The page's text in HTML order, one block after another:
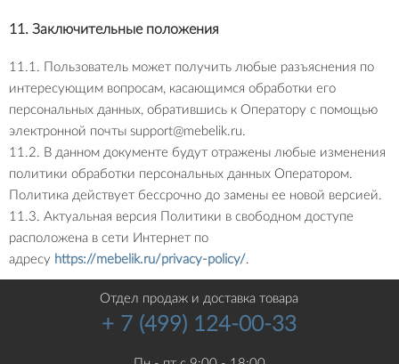
11. Заключительные положения
11.1. Пользователь может получить любые разъяснения по
интересующим вопросам, касающимся обработки его
персональных данных, обратившись к Оператору с помощью
электронной почты support@mebelik.ru.
11.2. В данном документе будут отражены любые изменения
политики обработки персональных данных Оператором.
Политика действует бессрочно до замены ее новой версией.
11.3. Актуальная версия Политики в свободном доступе
расположена в сети Интернет по
адресу https://mebelik.ru/privacy-policy/.
Отдел продаж и доставка товара
+ 7 (499) 124-00-33